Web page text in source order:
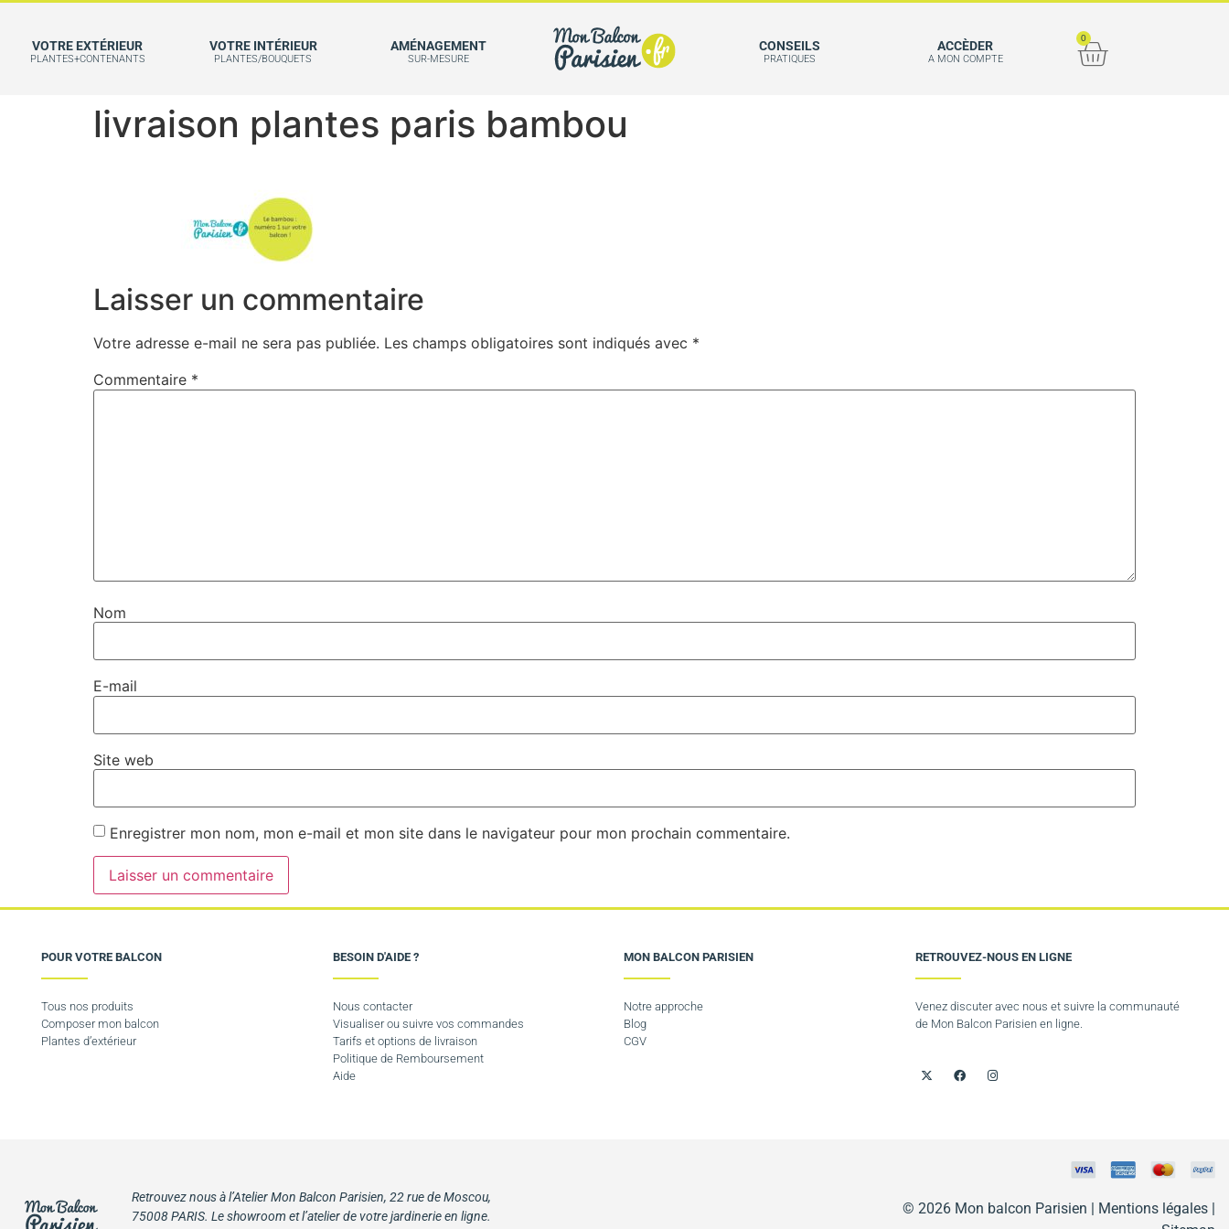
VOTRE EXTÉRIEUR
PLANTES+CONTENANTS
VOTRE INTÉRIEUR
PLANTES/BOUQUETS
AMÉNAGEMENT
SUR-MESURE
CONSEILS
PRATIQUES
ACCÈDER
A MON COMPTE
0
livraison plantes paris bambou
Laisser un commentaire
Votre adresse e-mail ne sera pas publiée. Les champs obligatoires sont indiqués avec *
Commentaire *
Nom
E-mail
Site web
Enregistrer mon nom, mon e-mail et mon site dans le navigateur pour mon prochain commentaire.
POUR VOTRE BALCON
Tous nos produits
Composer mon balcon
Plantes d’extérieur
BESOIN D'AIDE ?
Nous contacter
Visualiser ou suivre vos commandes
Tarifs et options de livraison
Politique de Remboursement
Aide
MON BALCON PARISIEN
Notre approche
Blog
CGV
RETROUVEZ-NOUS EN LIGNE
Venez discuter avec nous et suivre la communauté
de Mon Balcon Parisien en ligne.
Retrouvez nous à l’Atelier Mon Balcon Parisien, 22 rue de Moscou,
75008 PARIS. Le showroom et l’atelier de votre jardinerie en ligne.
© 2026 Mon balcon Parisien | Mentions légales |